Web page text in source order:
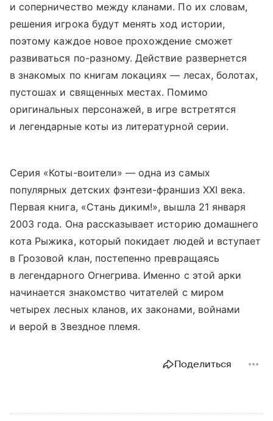
и соперничество между кланами. По их словам,
решения игрока будут менять ход истории,
поэтому каждое новое прохождение сможет
развиваться по-разному. Действие развернется
в знакомых по книгам локациях — лесах, болотах,
пустошах и священных местах. Помимо
оригинальных персонажей, в игре встретятся
и легендарные коты из литературной серии.
Серия «Коты-воители» — одна из самых
популярных детских фэнтези-франшиз XXI века.
Первая книга, «Стань диким!», вышла 21 января
2003 года. Она рассказывает историю домашнего
кота Рыжика, который покидает людей и вступает
в Грозовой клан, постепенно превращаясь
в легендарного Огнегрива. Именно с этой арки
начинается знакомство читателей с миром
четырех лесных кланов, их законами, войнами
и верой в Звездное племя.
Поделиться